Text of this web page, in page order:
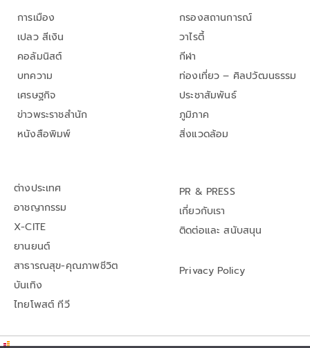
การเมือง
เปลว สีเงิน
คอลัมนิสต์
บทความ
เศรษฐกิจ
ข่าวพระราชสำนัก
หนังสือพิมพ์
กรองสถานการณ์
วาไรตี้
กีฬา
ท่องเที่ยว – ศิลปวัฒนธรรม
ประชาสัมพันธ์
ภูมิภาค
สิ่งแวดล้อม
ต่างประเทศ
อาชญากรรม
X-CITE
ยานยนต์
สาธารณสุข-คุณภาพชีวิต
บันเทิง
ไทยโพสต์ ทีวี
PR & PRESS
เกี่ยวกับเรา
ติดต่อและ สนับสนุน
Privacy Policy